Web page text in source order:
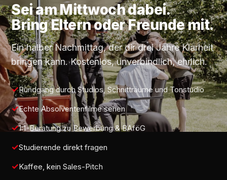
Sei amMittwochdabei.
Bring Eltern oder Freunde mit.
Ein halber Nachmittag, der dir drei Jahre Klarheit
bringen kann. Kostenlos, unverbindlich, ehrlich.
Rundgang durch Studios, Schnitträume und Tonstudio
Echte Absolventenfilme sehen
1:1-Beratung zu Bewerbung & BAföG
Studierende direkt fragen
Kaffee, kein Sales-Pitch